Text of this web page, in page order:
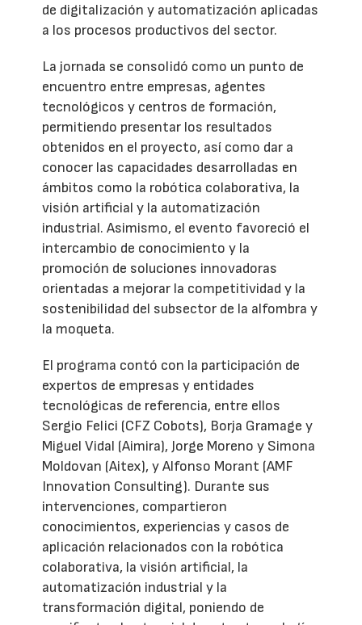
de digitalización y automatización aplicadas
a los procesos productivos del sector.
La jornada se consolidó como un punto de
encuentro entre empresas, agentes
tecnológicos y centros de formación,
permitiendo presentar los resultados
obtenidos en el proyecto, así como dar a
conocer las capacidades desarrolladas en
ámbitos como la robótica colaborativa, la
visión artificial y la automatización
industrial. Asimismo, el evento favoreció el
intercambio de conocimiento y la
promoción de soluciones innovadoras
orientadas a mejorar la competitividad y la
sostenibilidad del subsector de la alfombra y
la moqueta.
El programa contó con la participación de
expertos de empresas y entidades
tecnológicas de referencia, entre ellos
Sergio Felici (CFZ Cobots), Borja Gramage y
Miguel Vidal (Aimira), Jorge Moreno y Simona
Moldovan (Aitex), y Alfonso Morant (AMF
Innovation Consulting). Durante sus
intervenciones, compartieron
conocimientos, experiencias y casos de
aplicación relacionados con la robótica
colaborativa, la visión artificial, la
automatización industrial y la
transformación digital, poniendo de